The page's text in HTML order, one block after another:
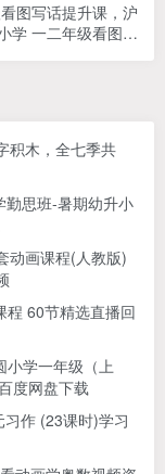
图写话提升课，沪
学 一二年级看图写
积木，全七季共
勤思班-暑期幼升小
动画课程(人教版)
程 60节精选直播回
小学一年级（上
度网盘下载
作 (23课时)学习